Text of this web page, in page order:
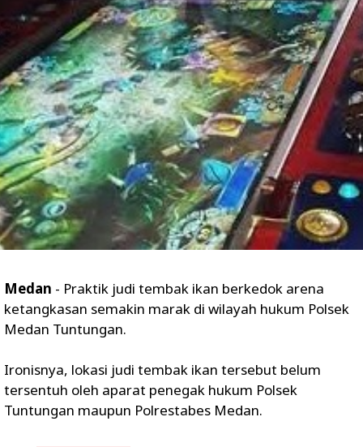
Medan - Praktik judi tembak ikan berkedok arena
ketangkasan semakin marak di wilayah hukum Polsek
Medan Tuntungan.
Ironisnya, lokasi judi tembak ikan tersebut belum
tersentuh oleh aparat penegak hukum Polsek
Tuntungan maupun Polrestabes Medan.